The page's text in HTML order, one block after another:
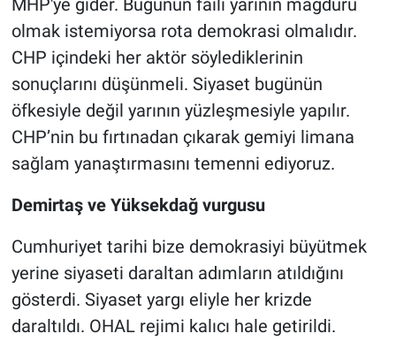
MHP'ye gider. Bugünün faili yarının mağduru
olmak istemiyorsa rota demokrasi olmalıdır.
CHP içindeki her aktör söylediklerinin
sonuçlarını düşünmeli. Siyaset bugünün
öfkesiyle değil yarının yüzleşmesiyle yapılır.
CHP’nin bu fırtınadan çıkarak gemiyi limana
sağlam yanaştırmasını temenni ediyoruz.
Demirtaş ve Yüksekdağ vurgusu
Cumhuriyet tarihi bize demokrasiyi büyütmek
yerine siyaseti daraltan adımların atıldığını
gösterdi. Siyaset yargı eliyle her krizde
daraltıldı. OHAL rejimi kalıcı hale getirildi.